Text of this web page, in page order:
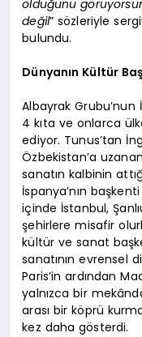
olduğunu
değil” sözleriyle
bulundu.
Dünyanın Kültür
Albayrak Grubu’nun
4 kıta ve onlarca
ediyor. Tunus’tan
Özbekistan’a
sanatın kalbinin
İspanya’nın
içinde İstanbul,
şehirlere misafir
kültür ve sanat
sanatının evrensel
Paris’in ardından
yalnızca bir
arası bir köprü
kez daha gösterdi.